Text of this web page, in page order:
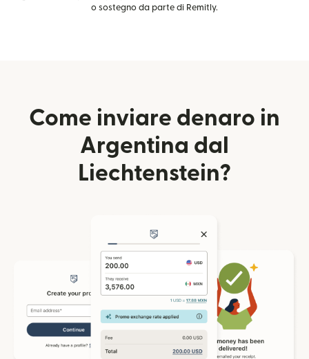
o sostegno da parte di Remitly.
Come inviare denaro in
Argentina dal
Liechtenstein?